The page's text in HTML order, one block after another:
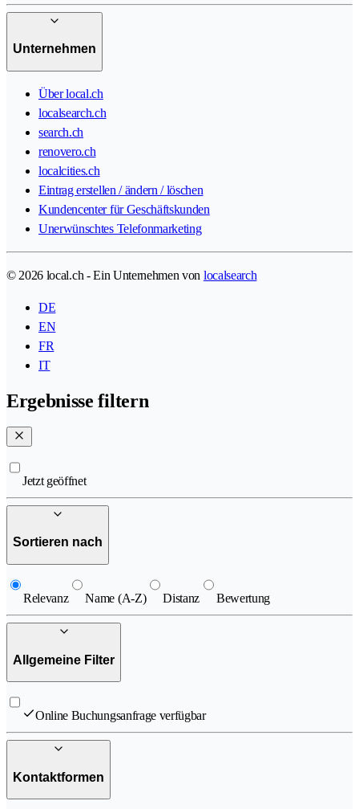
Unternehmen
Über local.ch
localsearch.ch
search.ch
renovero.ch
localcities.ch
Eintrag erstellen / ändern / löschen
Kundencenter für Geschäftskunden
Unerwünschtes Telefonmarketing
© 2026 local.ch - Ein Unternehmen von localsearch
DE
EN
FR
IT
Ergebnisse filtern
Jetzt geöffnet
Sortieren nach
Relevanz Name (A-Z) Distanz Bewertung
Allgemeine Filter
Online Buchungsanfrage verfügbar
Kontaktformen